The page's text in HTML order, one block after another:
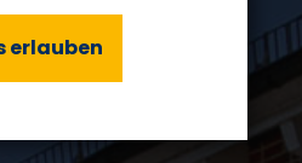
erlauben